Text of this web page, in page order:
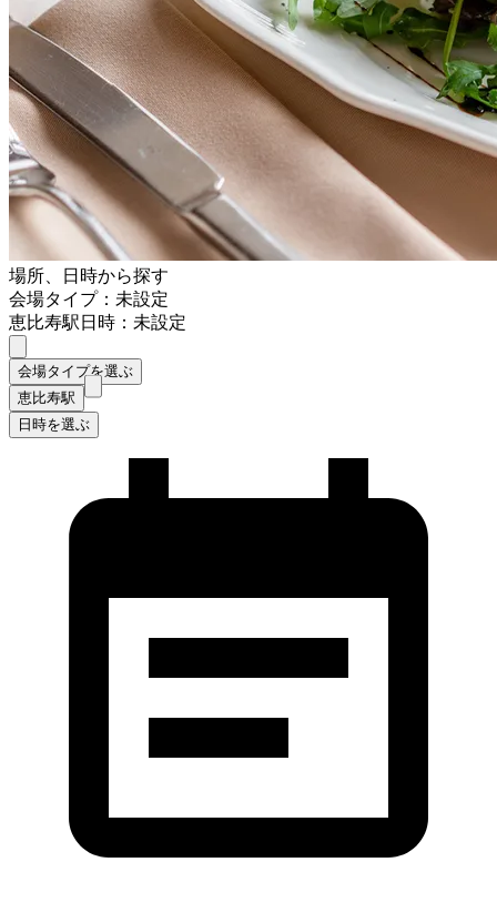
場所、日時から探す
会場タイプ：未設定
恵比寿駅日時：未設定
会場タイプを選ぶ
恵比寿駅
日時を選ぶ